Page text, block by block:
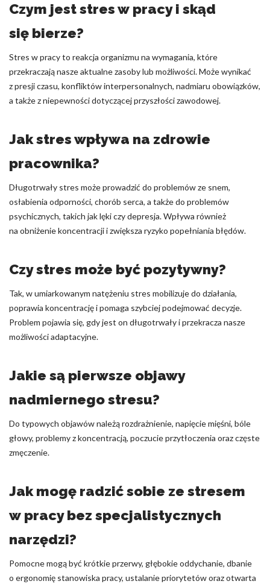
Czym jest stres w pracy i skąd
się bierze?
Stres w pracy to reakcja organizmu na wymagania, które
przekraczają nasze aktualne zasoby lub możliwości. Może wynikać
z presji czasu, konfliktów interpersonalnych, nadmiaru obowiązków,
a także z niepewności dotyczącej przyszłości zawodowej.
Jak stres wpływa na zdrowie
pracownika?
Długotrwały stres może prowadzić do problemów ze snem,
osłabienia odporności, chorób serca, a także do problemów
psychicznych, takich jak lęki czy depresja. Wpływa również
na obniżenie koncentracji i zwiększa ryzyko popełniania błędów.
Czy stres może być pozytywny?
Tak, w umiarkowanym natężeniu stres mobilizuje do działania,
poprawia koncentrację i pomaga szybciej podejmować decyzje.
Problem pojawia się, gdy jest on długotrwały i przekracza nasze
możliwości adaptacyjne.
Jakie są pierwsze objawy
nadmiernego stresu?
Do typowych objawów należą rozdrażnienie, napięcie mięśni, bóle
głowy, problemy z koncentracją, poczucie przytłoczenia oraz częste
zmęczenie.
Jak mogę radzić sobie ze stresem
w pracy bez specjalistycznych
narzędzi?
Pomocne mogą być krótkie przerwy, głębokie oddychanie, dbanie
o ergonomię stanowiska pracy, ustalanie priorytetów oraz otwarta